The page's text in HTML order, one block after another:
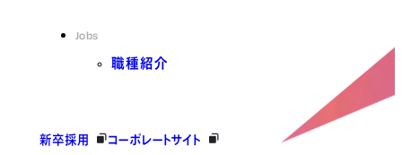
Jobs
職種紹介
新卒採用 コーポレートサイト